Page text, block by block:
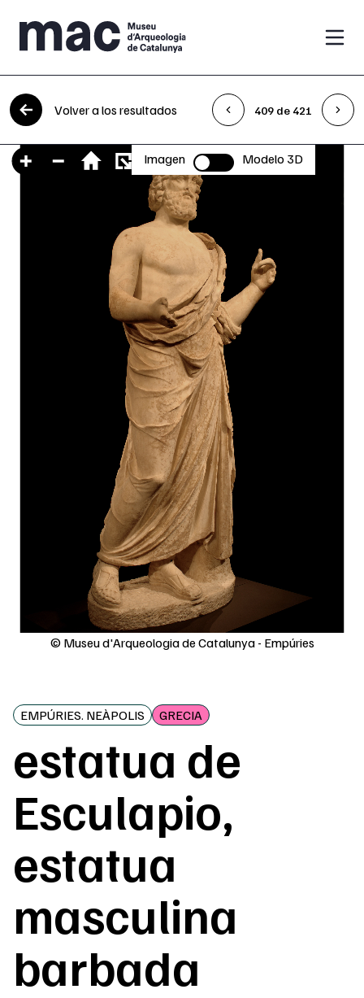
Saltar al contenido
Volver a los resultados 409 de 421
Imagen Selector Modelo 3D
© Museu d'Arqueologia de Catalunya - Empúries
EMPÚRIES. NEÀPOLIS GRECIA
estatua de
Esculapio,
estatua
masculina
barbada